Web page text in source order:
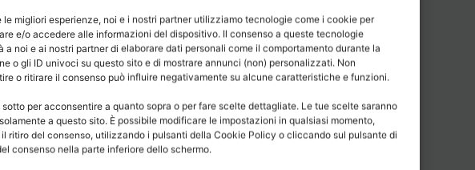
le migliori esperienze, noi e i nostri partner utilizziamo tecnologie come i cookie per
e/o accedere alle informazioni del dispositivo. Il consenso a queste tecnologie
a noi e ai nostri partner di elaborare dati personali come il comportamento durante la
o gli ID univoci su questo sito e di mostrare annunci (non) personalizzati. Non
o ritirare il consenso può influire negativamente su alcune caratteristiche e funzioni.
per acconsentire a quanto sopra o per fare scelte dettagliate. Le tue scelte saranno
a questo sito. È possibile modificare le impostazioni in qualsiasi momento,
ritiro del consenso, utilizzando i pulsanti della Cookie Policy o cliccando sul pulsante di
consenso nella parte inferiore dello schermo.
primo luogo dalle caratteristiche geografiche della
ovviamente, ma anche i monti Nebrodi
che utilizziamo nelle nostre ricette, sia